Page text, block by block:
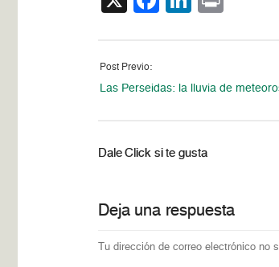
Post Previo:
Las Perseidas: la lluvia de
Dale Click si te gusta
Deja una respuesta
Tu dirección de correo electrónico no